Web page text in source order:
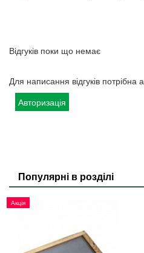
Відгуків поки що немає
Для написання відгуків потрібна
Авторизація
Популярні в розділі
Акція